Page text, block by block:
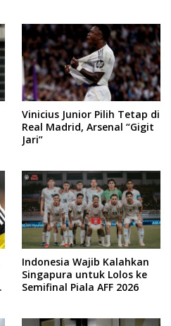
Vinicius Junior Pilih Tetap di
Real Madrid, Arsenal “Gigit
Jari”
Indonesia Wajib Kalahkan
Singapura untuk Lolos ke
Semifinal Piala AFF 2026